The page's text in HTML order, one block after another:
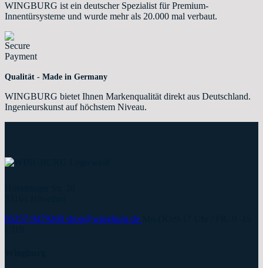
WINGBURG ist ein deutscher Spezialist für Premium-
Innentürsysteme und wurde mehr als 20.000 mal verbaut.
Qualität - Made in Germany
WINGBURG bietet Ihnen Markenqualität direkt aus Deutschland.
Ingenieurskunst auf höchstem Niveau.
05257-9479260 shop@wingburg.de